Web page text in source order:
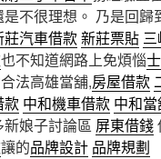
是不很理想。 乃是回
莊汽車借款新莊票貼
也不知道網路上免煩惱
法高雄當舖,房屋借款
款 中和機車借款 中和
新娘子討論區 屏東借錢
讓的品牌設計 品牌規劃